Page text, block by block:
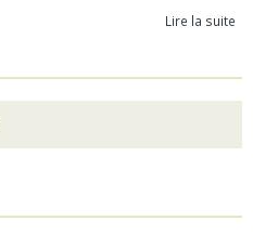
Lire la suite